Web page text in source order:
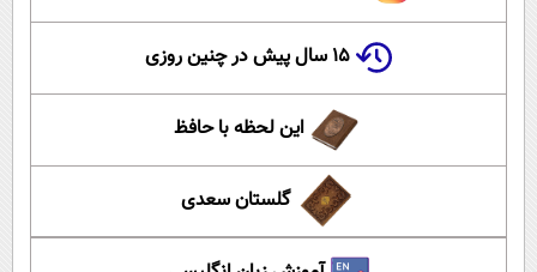
۱۵ سال پیش در چنین روزی
این لحظه با حافظ
گلستان سعدی